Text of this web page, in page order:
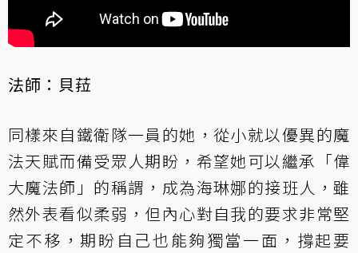
法師：貝菈
同樣來自鐵衛隊一員的她，從小就以優異的魔
法天賦而備受眾人期盼，希望她可以繼承「偉
大魔法師」的稱謂，成為海琳娜的接班人，雖
然外表看似柔弱，但內心對自我的要求非常堅
定不移，期盼自己也能夠獨當一面，撐起要